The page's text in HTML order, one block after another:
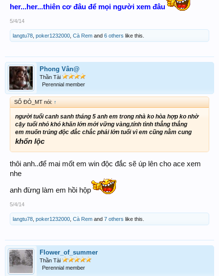
her...her...thiên cơ đâu để mọi người xem đâu
5/4/14
langtu78 poker1232000 Cà Rem and 6 others like this.
Phong Vân@
Thần Tài
Perennial member
SỐ ĐỎ_MT nói: ↑
người tuổi canh sanh tháng 5 anh em trong nhà ko hòa hợp ko nhờ
cậy tuổi nhỏ khó khăn lớn mới vững vàng,tính tình thẳng thắng
em muốn trúng độc đắc chắc phải lớn tuổi vì em cũng nằm cung
khổn lộc
thôi anh..để mai mốt em win độc đắc sẽ úp lên cho ace xem
nhe
anh đừng làm em hồi hộp
5/4/14
langtu78 poker1232000 Cà Rem and 7 others like this.
Flower_of_summer
Thần Tài
Perennial member